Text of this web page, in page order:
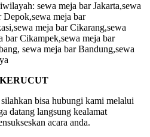
sewa meja bar Jakarta,sewa
Depok,sewa meja bar
meja bar Cikarang,sewa
bar Cikampek,sewa meja bar
sewa meja bar Bandung,sewa
bisa hubungi kami melalui
datang langsung kealamat
acara anda.